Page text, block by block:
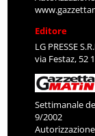
Editore
LG PRESSE
via Festaz, 52
Settimanale
9/2002